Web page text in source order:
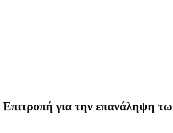
για την επανάληψη